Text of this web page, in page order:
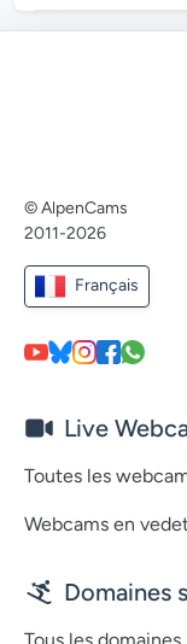
© AlpenCams
2011-2026
Français
Live
Toutes les
Webcams en
Domaines